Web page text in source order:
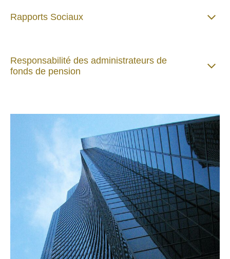
Rapports Sociaux
Responsabilité des administrateurs de
fonds de pension